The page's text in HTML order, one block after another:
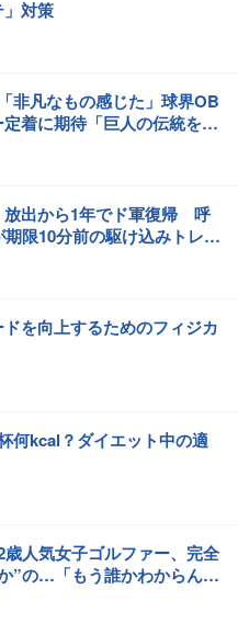
対策
非凡なもの感じた」球界OB
着に期待「巨人の伝統を受
ほしい」
放出から1年でド軍復帰 呼
限10分前の駆け込みトレー
キリ言ってきつかった」
ドを向上するためのフィジカ
何kcal？ダイエット中の適
歳人気女子ゴルファー、完全
”の…「もう誰かわからん」